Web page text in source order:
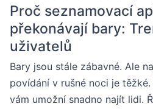
Proč seznamovací
překonávají bary:
uživatelů
Bary jsou stále zábavné. Ale
povídání v rušné noci je
vám umožní snadno najít lidi.